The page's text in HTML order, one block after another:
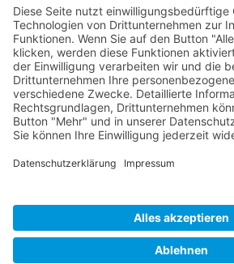
🔋🌱 Nachhaltig in die
News